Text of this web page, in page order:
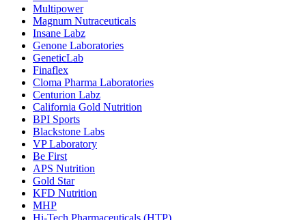
Multipower
Magnum Nutraceuticals
Insane Labz
Genone Laboratories
GeneticLab
Finaflex
Cloma Pharma Laboratories
Centurion Labz
California Gold Nutrition
BPI Sports
Blackstone Labs
VP Laboratory
Be First
APS Nutrition
Gold Star
KFD Nutrition
MHP
Hi-Tech Pharmaceuticals (HTP)